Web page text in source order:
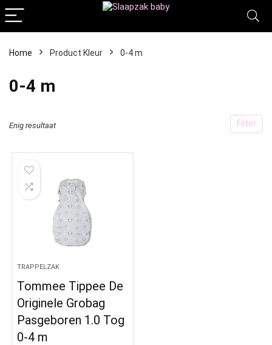
Home Product Kleur ‎0-4 m
‎0-4 m
Filter
Enig resultaat
TRAPPELZAK
Tommee Tippee De
Originele Grobag
Pasgeboren 1.0 Tog
0-4 m